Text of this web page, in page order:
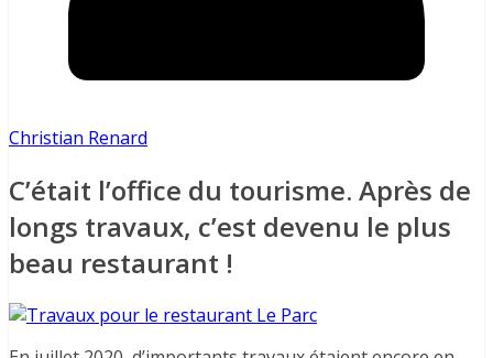
Christian Renard
C’était l’office du tourisme. Après de
longs travaux, c’est devenu le plus
beau restaurant !